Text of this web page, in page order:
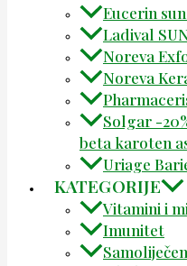
Eucerin
Ladival
Noreva
Noreva
Solgar -
beta karoten
Uriage
KATEGORIJE
Vitamini i
Imunitet